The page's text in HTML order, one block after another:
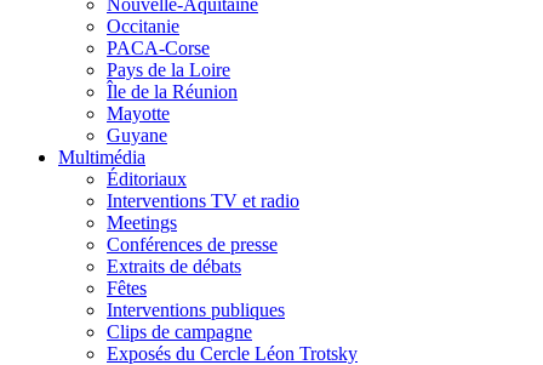
Nouvelle-Aquitaine
Occitanie
PACA-Corse
Pays de la Loire
Île de la Réunion
Mayotte
Guyane
Multimédia
Éditoriaux
Interventions TV et radio
Meetings
Conférences de presse
Extraits de débats
Fêtes
Interventions publiques
Clips de campagne
Exposés du Cercle Léon Trotsky